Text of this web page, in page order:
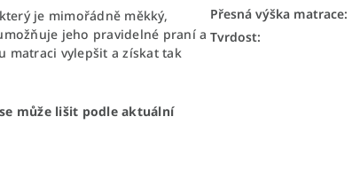
je mimořádně měkký,
jeho pravidelné praní a
matraci vylepšit a získat tak
může lišit podle aktuální
Přesná výška matrace:
Tvrdost: